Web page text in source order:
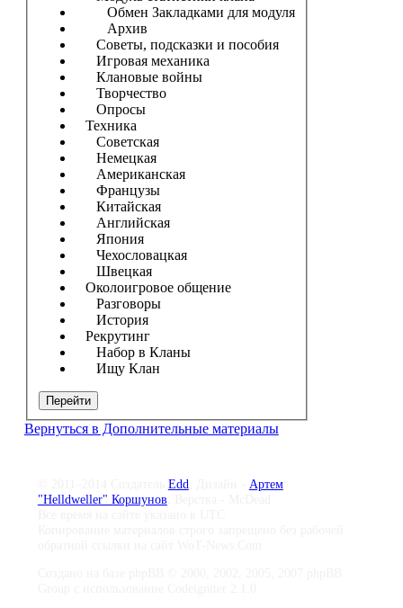
Обмен Закладками для модуля
Архив
Советы, подсказки и пособия
Игровая механика
Клановые войны
Творчество
Опросы
Техника
Советская
Немецкая
Американская
Французы
Китайская
Английская
Япония
Чехословацкая
Швецкая
Околоигровое общение
Разговоры
История
Рекрутинг
Набор в Кланы
Ищу Клан
Перейти
Вернуться в Дополнительные материалы
Edd
Артем
"Helldweller" Коршунов